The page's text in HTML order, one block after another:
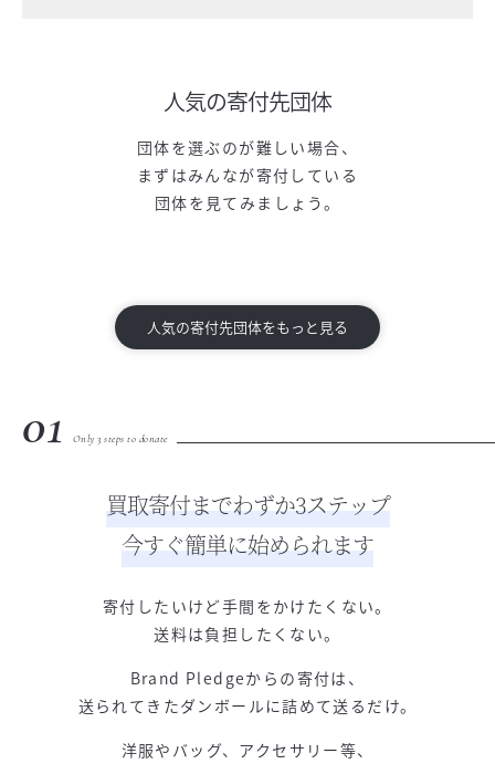
人気の寄付先団体
団体を選ぶのが難しい場合、
まずはみんなが寄付している
団体を見てみましょう。
人気の寄付先団体をもっと見る
01 Only 3 steps to donate
買取寄付までわずか3ステップ
今すぐ簡単に始められます
寄付したいけど手間をかけたくない。
送料は負担したくない。
Brand Pledgeからの寄付は、
送られてきたダンボールに詰めて送るだけ。
洋服やバッグ、アクセサリー等、